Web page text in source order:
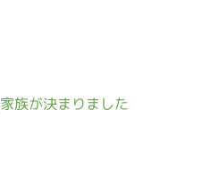
家族が決まりました